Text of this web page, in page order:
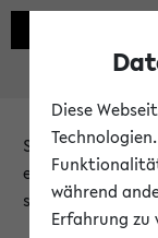
Sie möchten auf
erst nach einer
steht.
Diese
während
Erfahrung zu